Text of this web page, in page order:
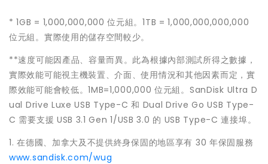
* 1GB = 1,000,000,000 位元組。1TB = 1,000,000,000,000
位元組。實際使用的儲存空間較少。
**速度可能因產品、容量而異。此為根據內部測試所得之數據，
實際效能可能視主機裝置、介面、使用情況和其他因素而定，實
際效能可能會較低。1MB=1,000,000 位元組。SanDisk Ultra D
ual Drive Luxe USB Type-C 和 Dual Drive Go USB Type-
C 需要支援 USB 3.1 Gen 1/USB 3.0 的 USB Type-C 連接埠。
1. 在德國、加拿大及不提供終身保固的地區享有 30 年保固服務
www.sandisk.com/wug